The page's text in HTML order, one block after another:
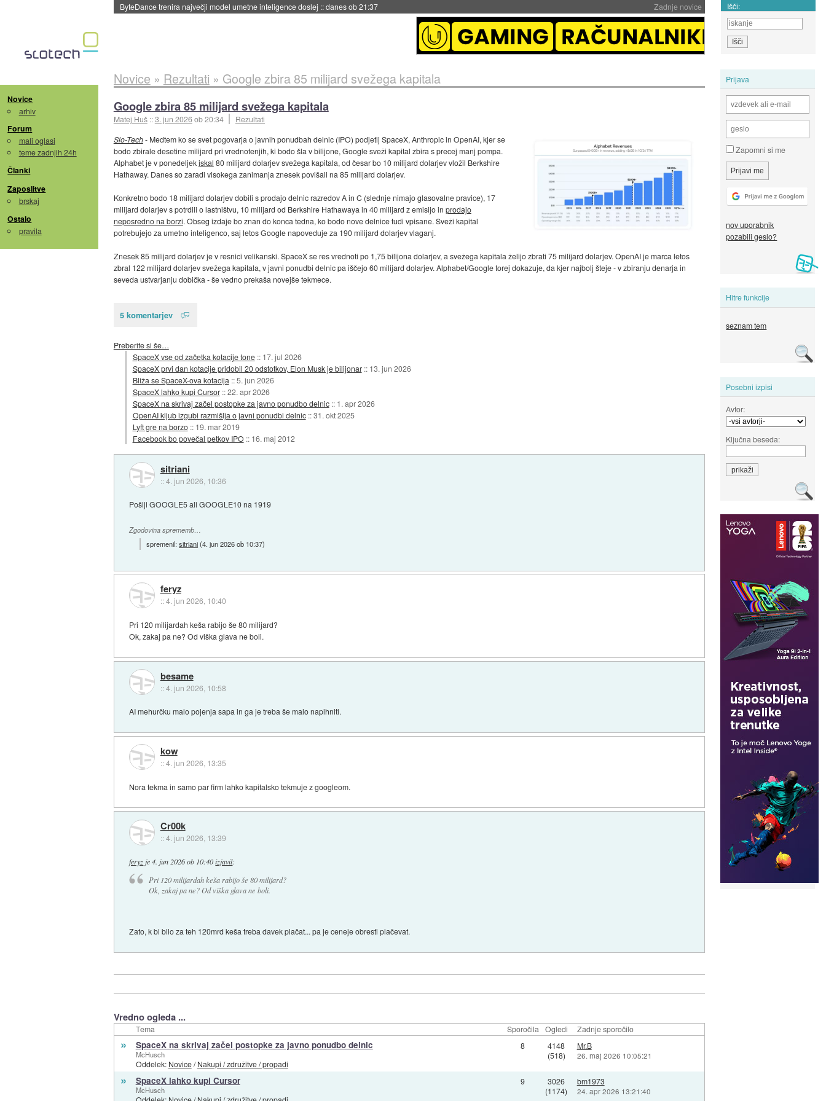
Zadnje novice
ByteDance trenira največji model umetne inteligence doslej ::danes ob 21:37 Išči:
Novice
arhiv
Forum
mali oglasi
teme zadnjih 24h
Članki
Zaposlitve
brskaj
Ostalo
pravila
Prijava
Zapomni si me
nov uporabnik
pozabili geslo?
Hitre funkcije
seznam tem
Posebni izpisi
Avtor:
Ključna beseda:
Novice » Rezultati » Google zbira 85 milijard svežega kapitala
Google zbira 85 milijard svežega kapitala
Matej Huš ::3. jun 2026ob 20:34
Rezultati
Slo-Tech- Medtem ko se svet pogovarja o javnih ponudbah delnic (IPO) podjetij SpaceX, Anthropic in OpenAI, kjer se
bodo zbirale desetine milijard pri vrednotenjih, ki bodo šla v bilijone, Google sveži kapital zbira s precej manj pompa.
Alphabet je v ponedeljekiskal 80 milijard dolarjev svežega kapitala, od česar bo 10 milijard dolarjev vložil Berkshire
Hathaway. Danes so zaradi visokega zanimanja znesek povišali na 85 milijard dolarjev.
Konkretno bodo 18 milijard dolarjev dobili s prodajo delnic razredov A in C (slednje nimajo glasovalne pravice), 17
milijard dolarjev s potrdili o lastništvu, 10 milijard od Berkshire Hathawaya in 40 milijard z emisijo in prodajo
neposredno na borzi. Obseg izdaje bo znan do konca tedna, ko bodo nove delnice tudi vpisane. Sveži kapital
potrebujejo za umetno inteligenco, saj letos Google napoveduje za 190 milijard dolarjev vlaganj.
Znesek 85 milijard dolarjev je v resnici velikanski. SpaceX se res vrednoti po 1,75 bilijona dolarjev, a svežega kapitala želijo zbrati 75 milijard dolarjev. OpenAI je marca letos
zbral 122 milijard dolarjev svežega kapitala, v javni ponudbi delnic pa iščejo 60 milijard dolarjev. Alphabet/Google torej dokazuje, da kjer najbolj šteje - v zbiranju denarja in
seveda ustvarjanju dobička - še vedno prekaša novejše tekmece.
5 komentarjev
Preberite si še…
SpaceX vse od začetka kotacije tone :: 17. jul 2026
SpaceX prvi dan kotacije pridobil 20 odstotkov, Elon Musk je bilijonar :: 13. jun 2026
Bliža se SpaceX-ova kotacija ::5. jun 2026
SpaceX lahko kupi Cursor ::22. apr 2026
SpaceX na skrivaj začel postopke za javno ponudbo delnic :: 1. apr 2026
OpenAI kljub izgubi razmišlja o javni ponudbi delnic ::31. okt 2025
Lyft gre na borzo :: 19. mar 2019
Facebook bo povečal petkov IPO :: 16. maj 2012
sitriani
::4. jun 2026, 10:36
Pošlji GOOGLE5 ali GOOGLE10 na 1919
Zgodovina sprememb…
spremenil:sitriani(4. jun 2026 ob 10:37)
feryz
::4. jun 2026, 10:40
Pri 120 milijardah keša rabijo še 80 milijard?
Ok, zakaj pa ne? Od viška glava ne boli.
besame
::4. jun 2026, 10:58
AI mehurčku malo pojenja sapa in ga je treba še malo napihniti.
kow
::4. jun 2026, 13:35
Nora tekma in samo par firm lahko kapitalsko tekmuje z googleom.
Cr00k
::4. jun 2026, 13:39
feryz je4. jun 2026 ob 10:40 izjavil:
Pri 120 milijardah keša rabijo še 80 milijard?
Ok, zakaj pa ne? Od viška glava ne boli.
Zato, k bi bilo za teh 120mrd keša treba davek plačat... pa je ceneje obresti plačevat.
Vredno ogleda ...
Tema Sporočila Ogledi Zadnje sporočilo
» SpaceX na skrivaj začel postopke za javno ponudbo delnic
McHusch
Oddelek: Novice/Nakupi / združitve / propadi
8
4148
(518)
Mr.B
26. maj 2026 10:05:21
» SpaceX lahko kupi Cursor
McHusch
9
3026
(1174)
bm1973
24. apr 2026 13:21:40